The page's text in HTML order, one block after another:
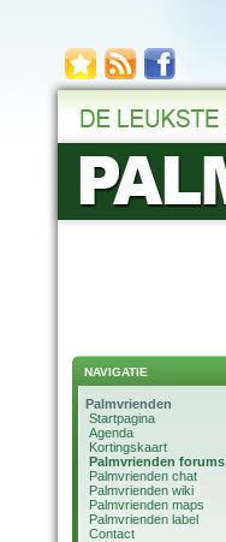
NAVIGATIE
Palmvrienden
Startpagina
Agenda
Kortingskaart
Palmvrienden forums
Palmvrienden chat
Palmvrienden wiki
Palmvrienden maps
Palmvrienden label
Contact